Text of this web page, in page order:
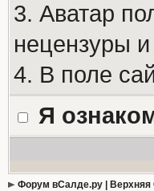
3. Аватар
нецензуры и
4. В поле
Я
Форум вСалде.ру |